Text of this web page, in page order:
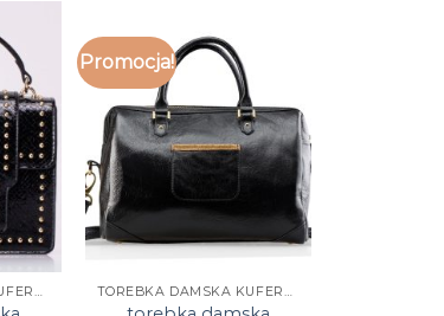
TOREBKA DAMSKA KUFEREK
Promocja!
TOREBKA DAMSKA KUFEREK